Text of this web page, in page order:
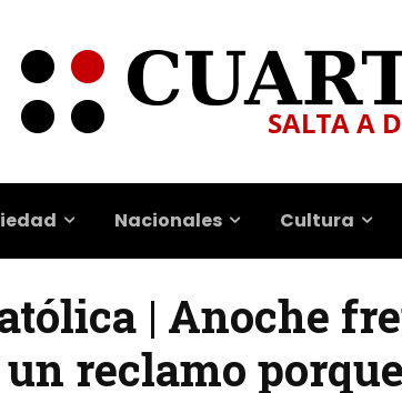
Nacionales Cultura
| Anoche
reclamo